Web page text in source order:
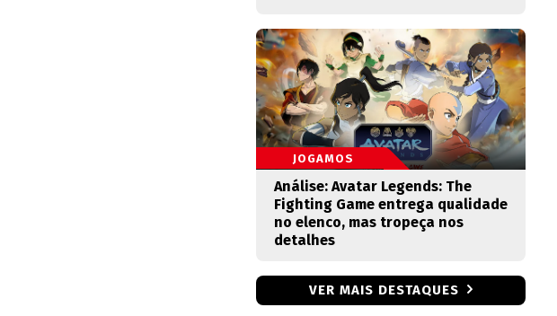
JOGAMOS
Análise: Avatar Legends: The
Fighting Game entrega qualidade
no elenco, mas tropeça nos
detalhes
VER MAIS DESTAQUES